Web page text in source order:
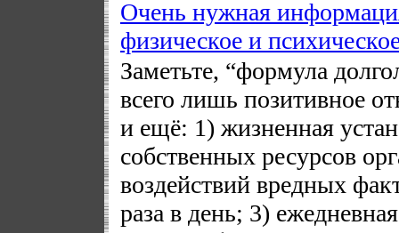
Очень нужная
физическое и
Заметьте, “формула
всего лишь позитивное
и ещё: 1) жизненная
собственных ресурсов
воздействий вредных
раза в день; 3)